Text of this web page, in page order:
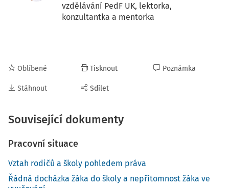
vzdělávání PedF UK, lektorka,
konzultantka a mentorka
Oblíbené
Stáhnout
Tisknout
Sdílet
Poznámka
Související dokumenty
Pracovní situace
Vztah rodičů a školy pohledem práva
Řádná docházka žáka do školy a nepřítomnost žáka ve